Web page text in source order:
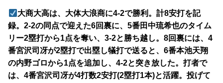
大商大高は、大体大浪商に4-2で勝利。計8安打を記
録。2-2の同点で迎えた6回裏に、5番田中琉希也のタイム
リー2塁打から1点を奪い、3-2と勝ち越し。8回裏には、4
番宮沢司冴が2塁打で出塁し犠打で送ると、6番本池天翔
の内野ゴロから1点を追加し、4-2と突き放した。打者で
は、4番宮沢司冴が4打数2安打(2塁打1本)と活躍。投げて